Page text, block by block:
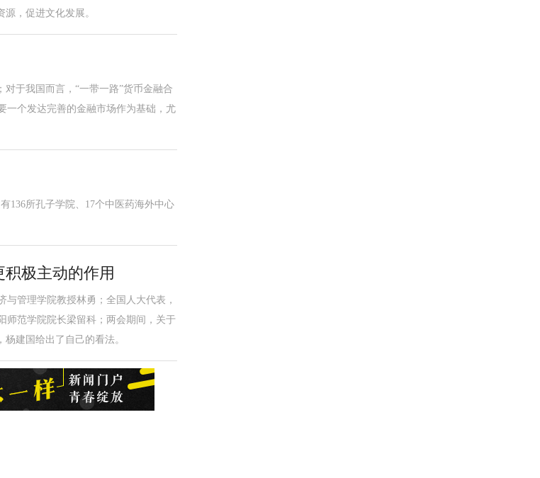
，促进文化发展。
于我国而言，“一带一路”货币金融合
一个发达完善的金融市场作为基础，尤
136所孔子学院、17个中医药海外中心
极主动的作用
管理学院教授林勇；全国人大代表，
师范学院院长梁留科；两会期间，关于
建国给出了自己的看法。